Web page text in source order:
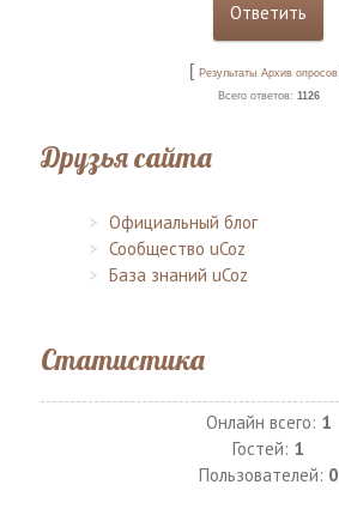
[ Результаты Архив опросов
Всего ответов: 1126
Друзья сайта
Официальный блог
Сообщество uCoz
База знаний uCoz
Статистика
Онлайн всего: 1
Гостей: 1
Пользователей: 0